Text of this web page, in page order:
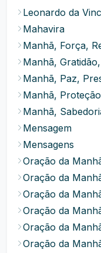
Leonardo da
Mahavira
Manhã, Força,
Manhã,
Manhã, Paz,
Manhã,
Manhã,
Mensagem
Mensagens
Oração da
Oração da
Oração da
Oração da
Oração da
Oração da